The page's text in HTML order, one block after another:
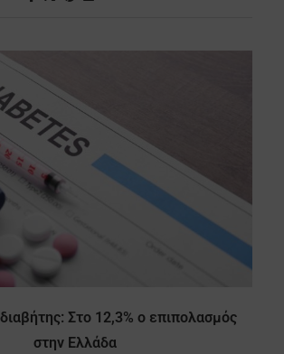
Στο 12,3% ο επιπολασμός
στην Ελλάδα